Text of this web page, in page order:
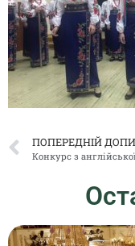
ПОПЕРЕДНІЙ